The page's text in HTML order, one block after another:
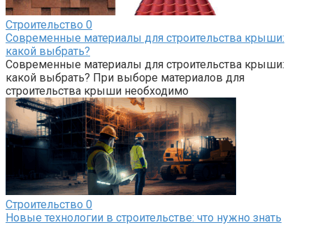
Строительство 0
Современные материалы для строительства крыши:
какой выбрать?
Современные материалы для строительства крыши:
какой выбрать? При выборе материалов для
строительства крыши необходимо
Строительство 0
Новые технологии в строительстве: что нужно знать